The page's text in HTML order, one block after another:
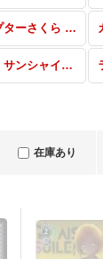
カードキャプターさくら クリアカード編 SSP・SP・RRR・SR・PR
ラブライブ！サンシャイン!! feat.スクールアイドルフェスティバル〜6th Anniversary〜 SSP・SP・RRR・SR・UA・CA・PR
在庫あり